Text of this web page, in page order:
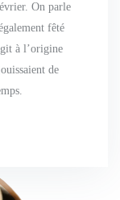
On parle
fêté
à l’origine
de